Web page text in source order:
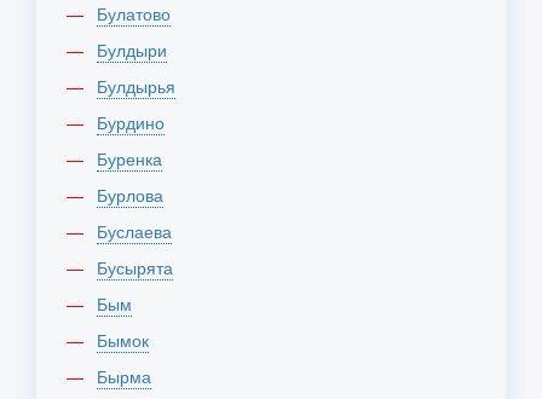
Булатово
Булдыри
Булдырья
Бурдино
Буренка
Бурлова
Буслаева
Бусырята
Бым
Бымок
Бырма